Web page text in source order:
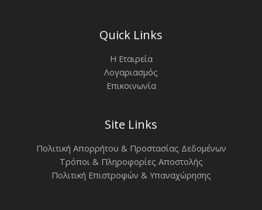
Quick Links
Η Εταιρεία
Λογαριασμός
Επικοινωνία
Site Links
Πολιτική Απορρήτου & Προστασίας Δεδομένων
Τρόποι & Πληροφορίες Αποστολής
Πολιτική Επιστροφών & Υπαναχώρησης